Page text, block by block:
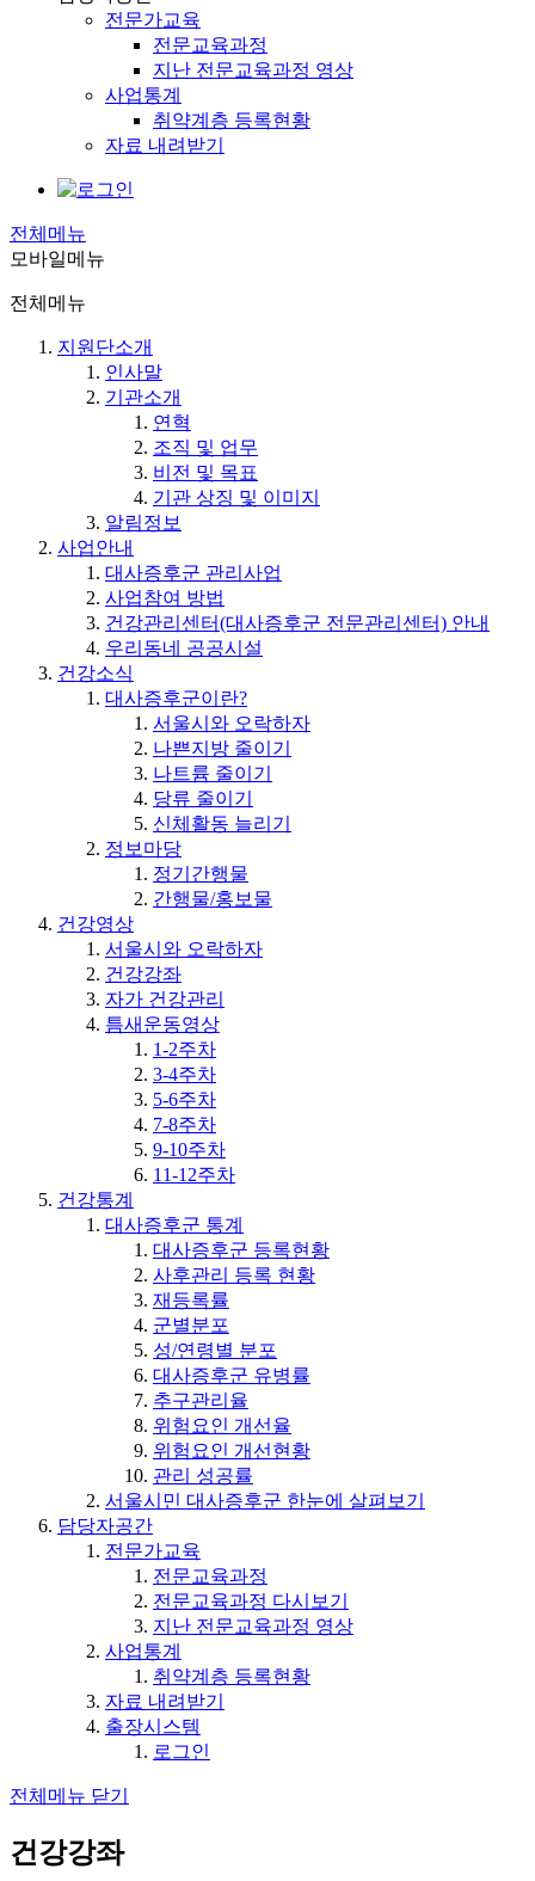
전문가교육
전문교육과정
지난 전문교육과정 영상
사업통계
취약계층 등록현황
자료 내려받기
전체메뉴
모바일메뉴
전체메뉴
지원단소개
인사말
기관소개
연혁
조직 및 업무
비전 및 목표
기관 상징 및 이미지
알림정보
사업안내
대사증후군 관리사업
사업참여 방법
건강관리센터(대사증후군 전문관리센터) 안내
우리동네 공공시설
건강소식
대사증후군이란?
서울시와 오락하자
나쁜지방 줄이기
나트륨 줄이기
당류 줄이기
신체활동 늘리기
정보마당
정기간행물
간행물/홍보물
건강영상
서울시와 오락하자
건강강좌
자가 건강관리
틈새운동영상
1-2주차
3-4주차
5-6주차
7-8주차
9-10주차
11-12주차
건강통계
대사증후군 통계
대사증후군 등록현황
사후관리 등록 현황
재등록률
군별분포
성/연령별 분포
대사증후군 유병률
추구관리율
위험요인 개선율
위험요인 개선현황
관리 성공률
서울시민 대사증후군 한눈에 살펴보기
담당자공간
전문가교육
전문교육과정
전문교육과정 다시보기
지난 전문교육과정 영상
사업통계
취약계층 등록현황
자료 내려받기
출장시스템
로그인
전체메뉴 닫기
건강강좌